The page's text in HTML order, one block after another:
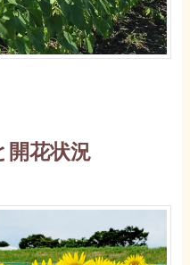
開花状況